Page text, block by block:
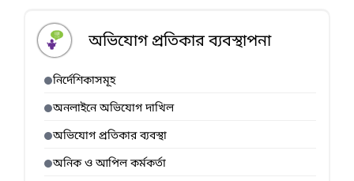
অভিযোগ প্রতিকার ব্যবস্থাপনা
নির্দেশিকাসমূহ
অনলাইনে অভিযোগ দাখিল
অভিযোগ প্রতিকার ব্যবস্থা
অনিক ও আপিল কর্মকর্তা